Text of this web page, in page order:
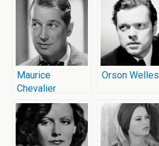
Maurice
Chevalier
Orson Welles